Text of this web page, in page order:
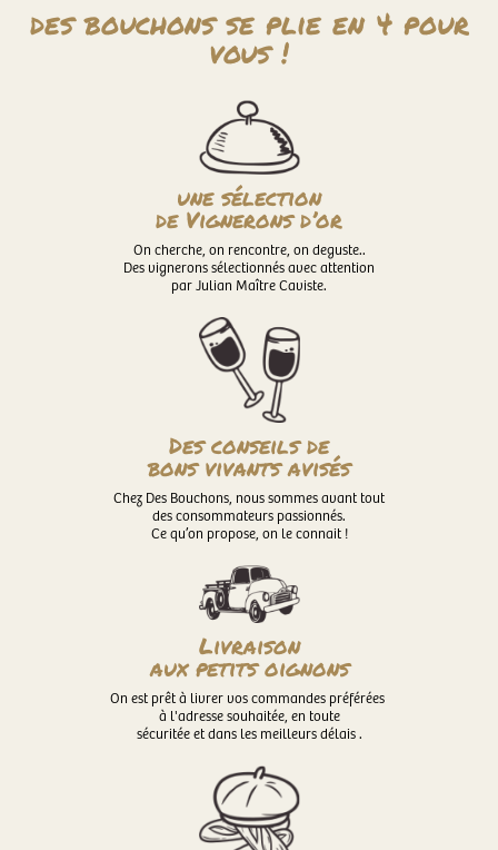
des bouchons se plie en 4 pour
vous !
une sélection
de Vignerons d’or
On cherche, on rencontre, on deguste..
Des vignerons sélectionnés avec attention
par Julian Maître Caviste.
Des conseils de
bons vivants avisés
Chez Des Bouchons, nous sommes avant tout
des consommateurs passionnés.
Ce qu’on propose, on le connait !
Livraison
aux petits oignons
On est prêt à livrer vos commandes préférées
à l'adresse souhaitée, en toute
sécuritée et dans les meilleurs délais .